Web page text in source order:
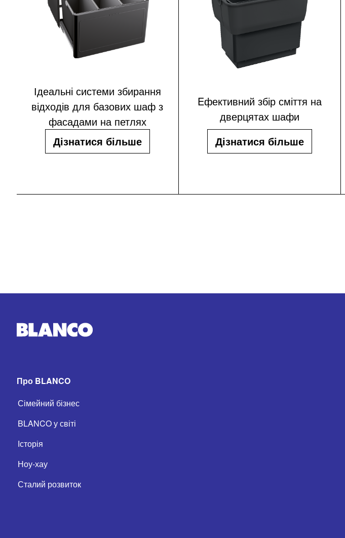
Ідеальні системи збирання
відходів для базових шаф з
фасадами на петлях
Дізнатися більше
Eфективний збір сміття на
дверцятах шафи
Дізнатися більше
Про BLANCO
Сімейний бізнес
BLANCO у світі
Історія
Ноу-хау
Сталий розвиток